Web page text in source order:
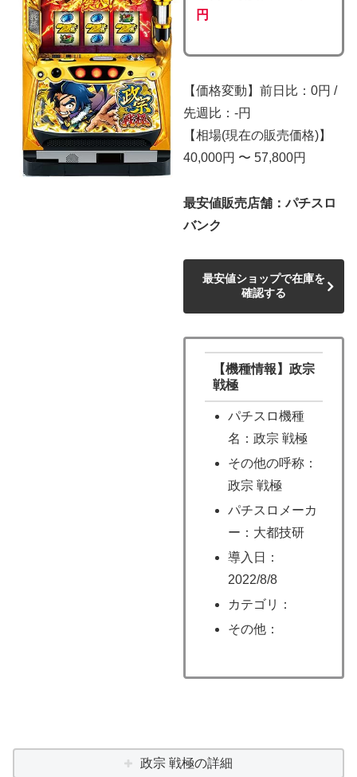
円
【価格変動】前日比：0円 /
先週比：-円
【相場(現在の販売価格)】
40,000円 〜 57,800円
最安値販売店舗：パチスロ
バンク
最安値ショップで在庫を
確認する
【機種情報】政宗
戦極
パチスロ機種
名：政宗 戦極
その他の呼称：
政宗 戦極
パチスロメーカ
ー：大都技研
導入日：
2022/8/8
カテゴリ：
その他：
政宗 戦極の詳細